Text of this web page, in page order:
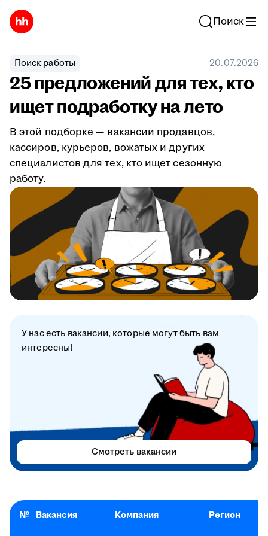
Поиск
Поиск работы 20.07.2026
25 предложений для тех, кто
ищет подработку на лето
В этой подборке — вакансии продавцов,
кассиров, курьеров, вожатых и других
специалистов для тех, кто ищет сезонную
работу.
№ Вакансия Компания Регион
У нас есть вакансии, которые могут быть вам
интересны!
Смотреть вакансии